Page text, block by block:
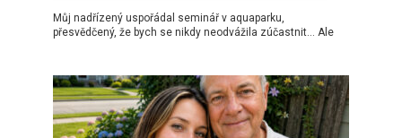
Můj nadřízený uspořádal seminář v aquaparku,
přesvědčený, že bych se nikdy neodvážila zúčastnit… Ale